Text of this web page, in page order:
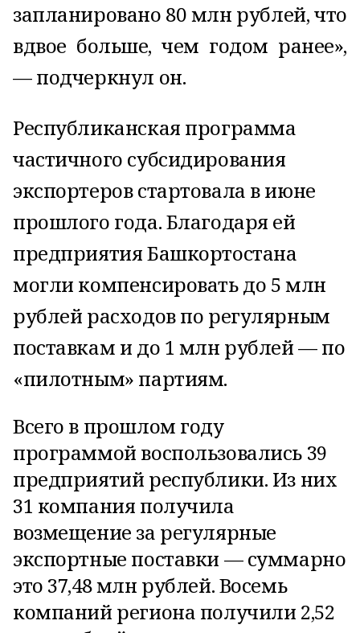
запланировано 80 млн рублей, что
вдвое больше, чем годом ранее»,
— подчеркнул он.
Республиканская программа
частичного субсидирования
экспортеров стартовала в июне
прошлого года. Благодаря ей
предприятия Башкортостана
могли компенсировать до 5 млн
рублей расходов по регулярным
поставкам и до 1 млн рублей — по
«пилотным» партиям.
Всего в прошлом году
программой воспользовались 39
предприятий республики. Из них
31 компания получила
возмещение за регулярные
экспортные поставки — суммарно
это 37,48 млн рублей. Восемь
компаний региона получили 2,52